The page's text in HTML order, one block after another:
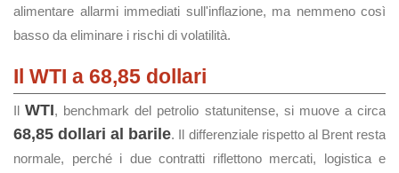
alimentare allarmi immediati sull'inflazione, ma nemmeno così
basso da eliminare i rischi di volatilità.
Il WTI a 68,85 dollari
IlWTI, benchmark del petrolio statunitense, si muove a circa
68,85 dollari al barile. Il differenziale rispetto al Brent resta
normale, perché i due contratti riflettono mercati, logistica e